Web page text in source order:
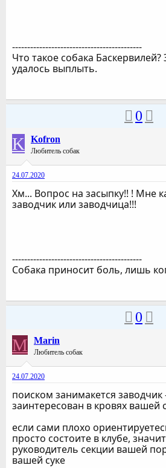
-------------------------------------------
Что такое собака
удалось выплыть.
0
K Kofron
Любитель собак
24.07.2020
Хм... Вопрос на засыпку!! ! Мне
заводчик или заводчица!!!
-------------------------------------------
Собака приносит боль, лишь
0
M Marin
Любитель собак
24.07.2020
поиском занимакется заводчик
заинтересован в кровях вашей
если сами плохо
просто состоите в клубе,
руководитель секции вашей
вашей суке